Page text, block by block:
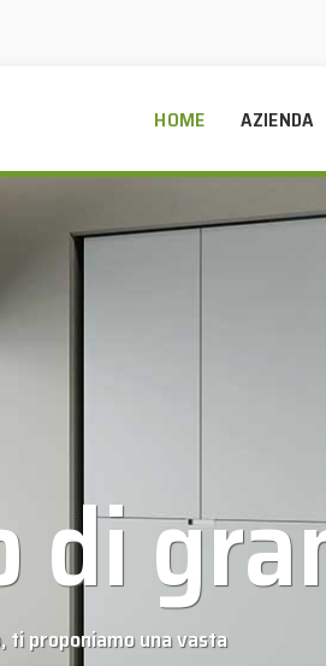
HOME AZIENDA
ti proponiamo una vasta
di